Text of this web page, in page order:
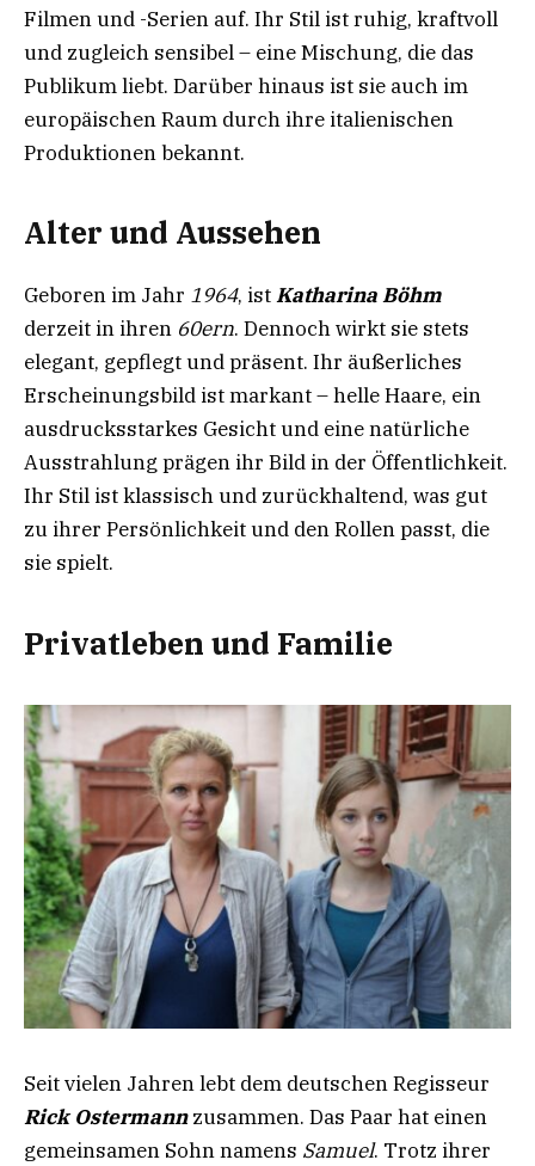
Filmen und -Serien auf. Ihr Stil ist ruhig, kraftvoll
und zugleich sensibel – eine Mischung, die das
Publikum liebt. Darüber hinaus ist sie auch im
europäischen Raum durch ihre italienischen
Produktionen bekannt.
Alter und Aussehen
Geboren im Jahr 1964, istKatharina Böhm
derzeit in ihren 60ern. Dennoch wirkt sie stets
elegant, gepflegt und präsent. Ihr äußerliches
Erscheinungsbild ist markant – helle Haare, ein
ausdrucksstarkes Gesicht und eine natürliche
Ausstrahlung prägen ihr Bild in der Öffentlichkeit.
Ihr Stil ist klassisch und zurückhaltend, was gut
zu ihrer Persönlichkeit und den Rollen passt, die
sie spielt.
Privatleben und Familie
Seit vielen Jahren lebt dem deutschen Regisseur
Rick Ostermannzusammen. Das Paar hat einen
gemeinsamen Sohn namens Samuel. Trotz ihrer